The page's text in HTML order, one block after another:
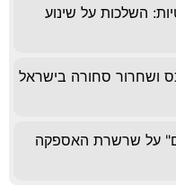
השלכות על שינוע
מסין, מכס ושחרור סחורה בישראל
על שרשרת האספקה